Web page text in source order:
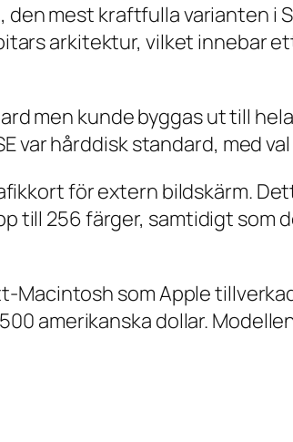
, den mest kraftfulla varianten i
arkitektur, vilket innebar
men kunde byggas ut till
var hårddisk standard, med
för extern bildskärm.
till 256 färger, samtidigt som
som Apple
amerikanska dollar.